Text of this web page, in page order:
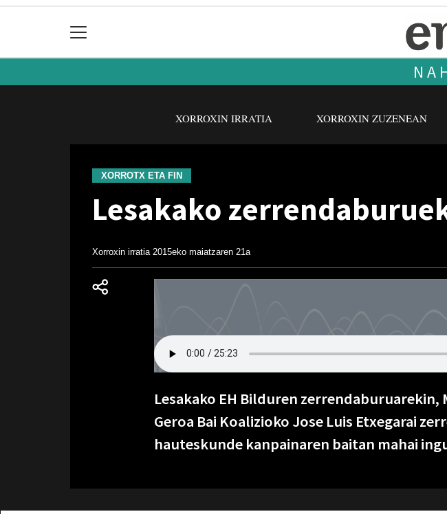
XORROXIN IRRATIA XORROXIN ZUZENEAN
XORROTX ETA FIN
Lesakako
Xorroxin irratia 2015eko maiatzaren 21a
Lesakako EH Bilduren zerrendaburuarekin,
Geroa Bai Koalizioko Jose Luis Etxegarai
hauteskunde kanpainaren baitan mahai